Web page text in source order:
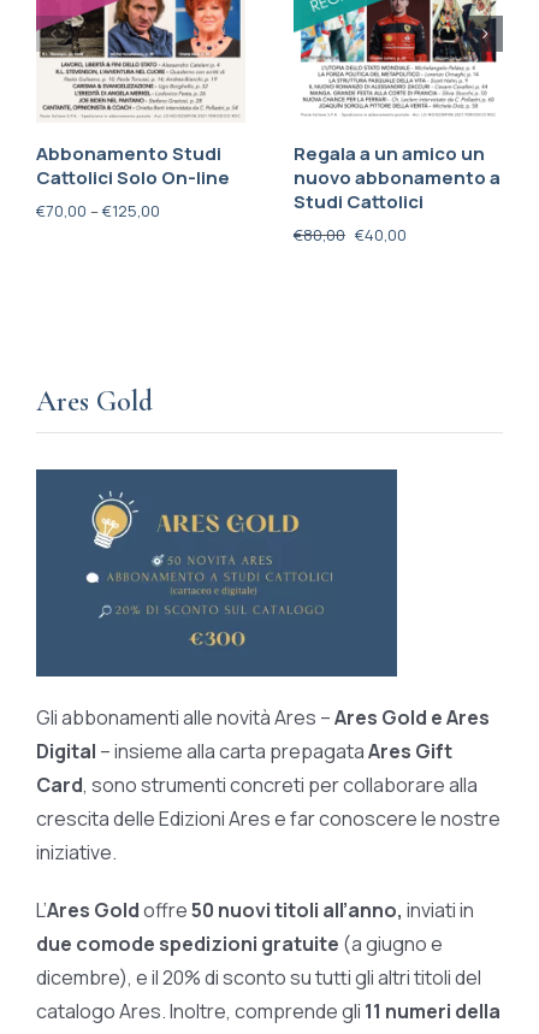
Abbonamento Studi
Cattolici Solo On-line
€70,00 –€125,00
Regala a un amico un
nuovo abbonamento a
Studi Cattolici
€80,00 €40,00
Ares Gold
Gli abbonamenti alle novità Ares –Ares Gold e Ares
Digital – insieme alla carta prepagataAres Gift
Card, sono strumenti concreti per collaborare alla
crescita delle Edizioni Ares e far conoscere le nostre
iniziative.
L’Ares Goldoffre50 nuovi titoli all’anno, inviati in
due comode spedizioni gratuite (a giugno e
dicembre), e il 20% di sconto su tutti gli altri titoli del
catalogo Ares. Inoltre, comprende gli 11 numeri della